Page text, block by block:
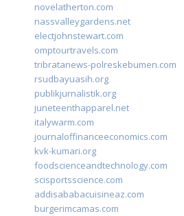
novelatherton.com
nassvalleygardens.net
electjohnstewart.com
omptourtravels.com
tribratanews-polreskebumen.com
rsudbayuasih.org
publikjurnalistik.org
juneteenthapparel.net
italywarm.com
journaloffinanceeconomics.com
kvk-kumari.org
foodscienceandtechnology.com
scisportsscience.com
addisababacuisineaz.com
burgerimcamas.com